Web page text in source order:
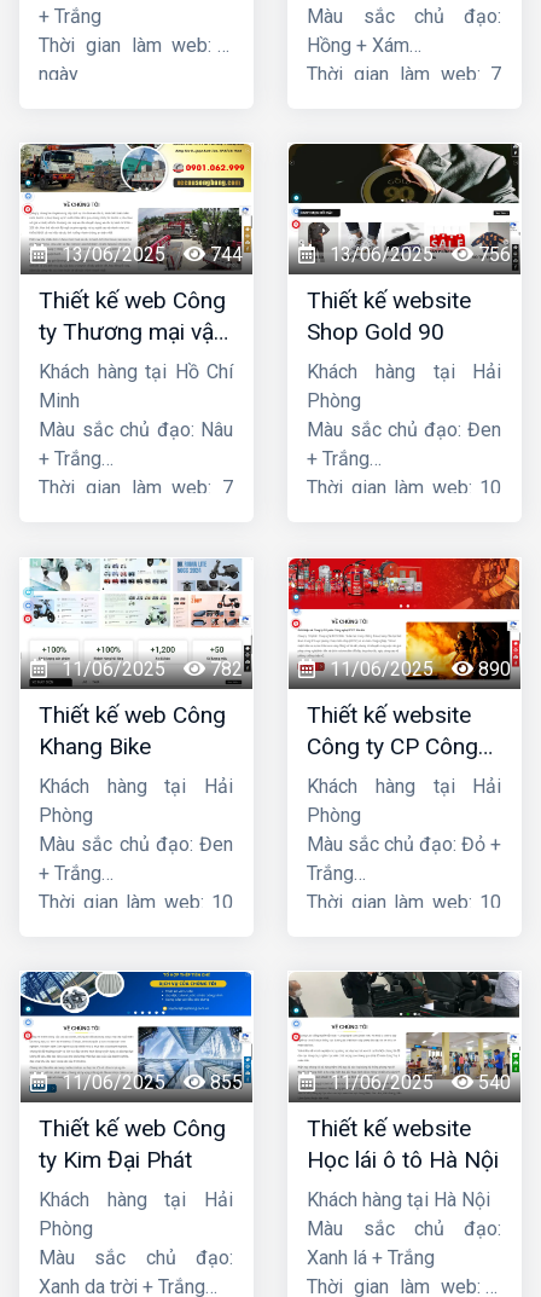
+ Trắng
Thời gian làm web: 7
ngày
Màu sắc chủ đạo:
Hồng + Xám
Thời gian làm web: 7
13/06/2025 744
Thiết kế web Công
ty Thương mại vận
tải Song Bằng
Khách hàng tại Hồ Chí
Minh
Màu sắc chủ đạo: Nâu
+ Trắng
Thời gian làm web: 7
13/06/2025 756
Thiết kế website
Shop Gold 90
Khách hàng tại Hải
Phòng
Màu sắc chủ đạo: Đen
+ Trắng
Thời gian làm web: 10
11/06/2025 782
Thiết kế web Công
Khang Bike
Khách hàng tại Hải
Phòng
Màu sắc chủ đạo: Đen
+ Trắng
Thời gian làm web: 10
11/06/2025 890
Thiết kế website
Công ty CP Công
nghệ PCCC Bắc Hà
Khách hàng tại Hải
Phòng
Màu sắc chủ đạo: Đỏ +
Trắng
Thời gian làm web: 10
11/06/2025 855
Thiết kế web Công
ty Kim Đại Phát
Khách hàng tại Hải
Phòng
Màu sắc chủ đạo:
Xanh da trời + Trắng
11/06/2025 540
Thiết kế website
Học lái ô tô Hà Nội
Khách hàng tại Hà Nội
Màu sắc chủ đạo:
Xanh lá + Trắng
Thời gian làm web: 7